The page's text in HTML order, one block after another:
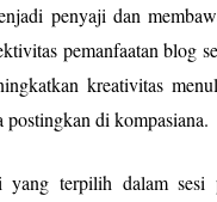
penyaji dan
pemanfaatan blog
kreativitas
postingkan di kompasiana.
terpilih dalam sesi